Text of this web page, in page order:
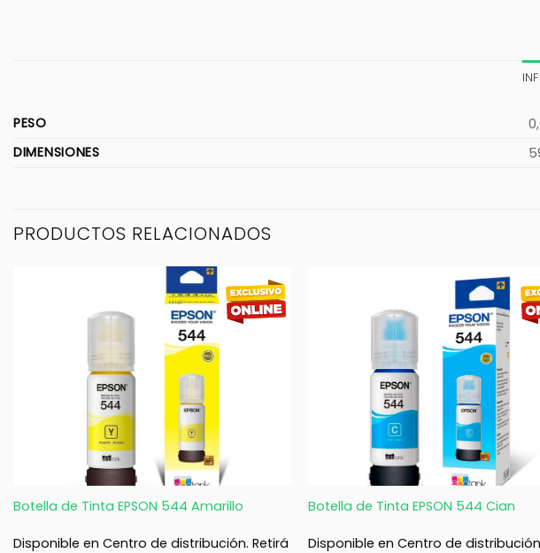
PESO
DIMENSIONES
PRODUCTOS RELACIONADOS
Botella de Tinta EPSON 544 Amarillo
Disponible en Centro de distribución. Retirá
Botella de Tinta EPSON 544 Cian
Disponible en Centro de